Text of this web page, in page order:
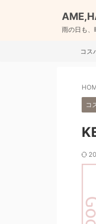
雨の日も、
コス
コ